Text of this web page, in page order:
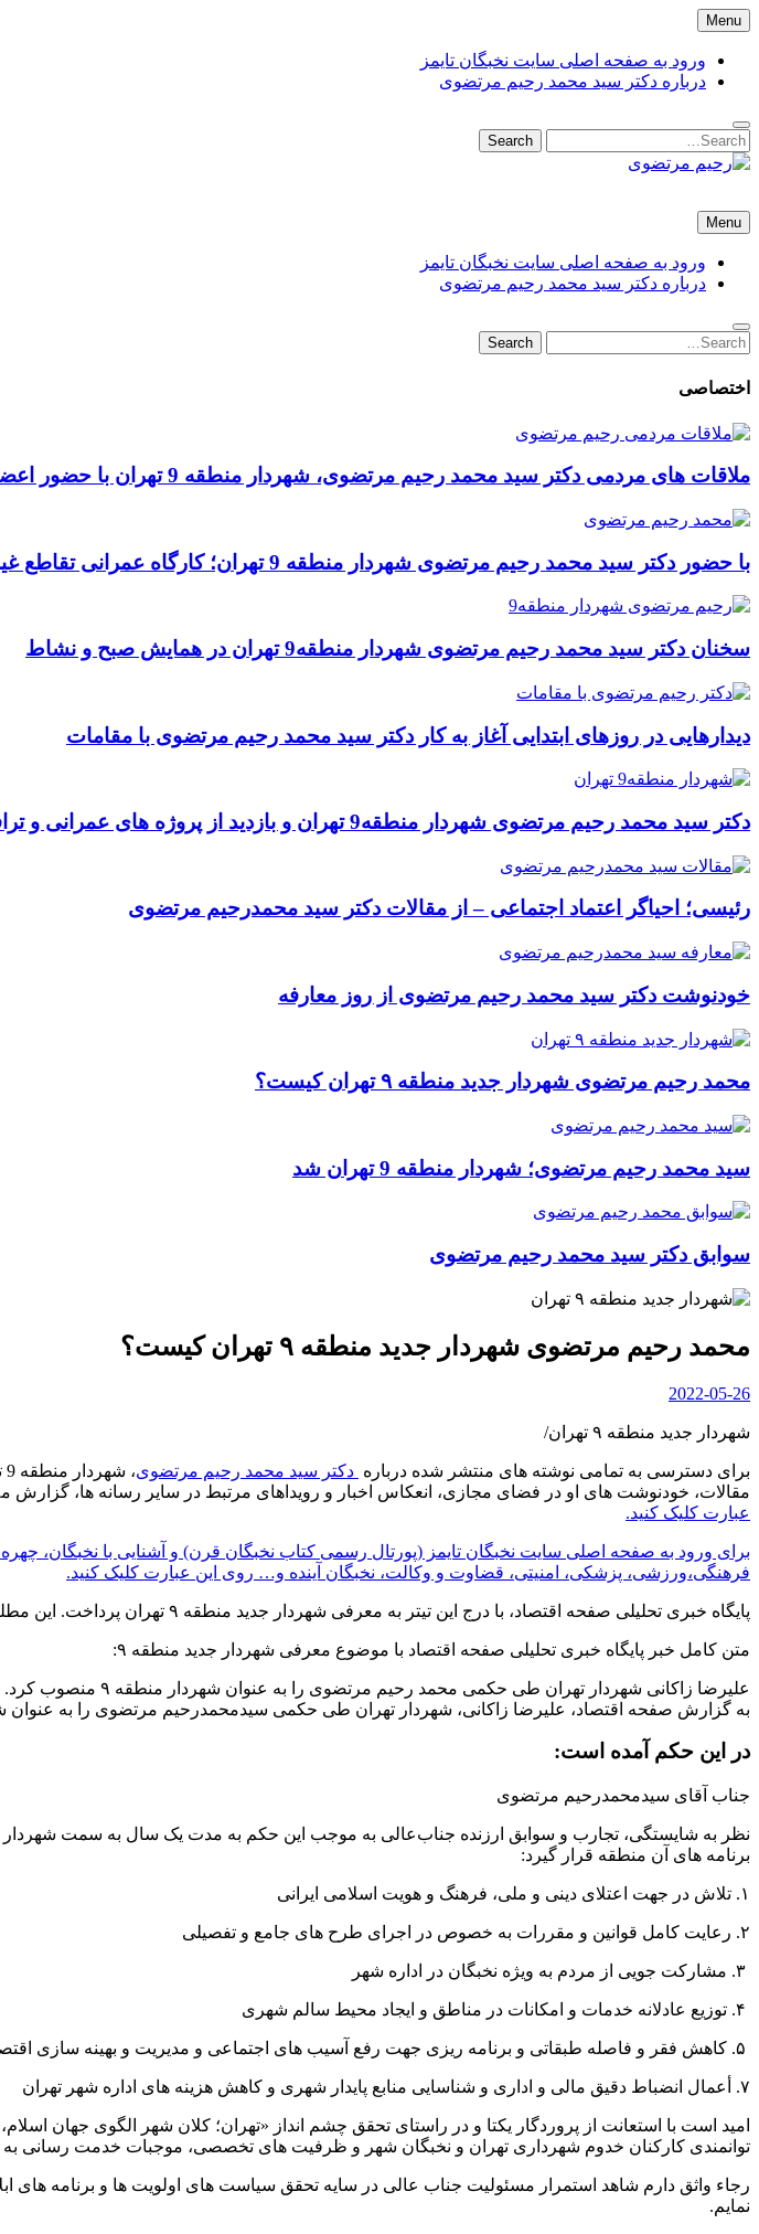
Skip
to
content
Menu
ورود به صفحه اصلی سایت نخبگان تایمز
درباره دکتر سید محمد رحیم مرتضوی
Search
for:
Search
دکتر سید محمد رحیم مرتضوی باباحیدری شهردار منطقه 9 تهران – شهرداری تهران
Menu
ورود به صفحه اصلی سایت نخبگان تایمز
درباره دکتر سید محمد رحیم مرتضوی
Search
for:
Search
اختصاصی
ملاقات های مردمی دکتر سید محمد رحیم مرتضوی، شهردار منطقه 9 تهران با حضور اعضای شورای شهر
با حضور دکتر سید محمد رحیم مرتضوی شهردار منطقه 9 تهران؛ کارگاه عمرانی تقاطع غیرهمسطح میدان فتح، تجهیز شد
سخنان دکتر سید محمد رحیم مرتضوی شهردار منطقه9 تهران در همایش صبح و نشاط
دیدارهایی در روزهای ابتدایی آغاز به کار دکتر سید محمد رحیم مرتضوی با مقامات
دکتر سید محمد رحیم مرتضوی شهردار منطقه9 تهران و بازدید از پروژه های عمرانی و ترافیکی
رئیسی؛ احیاگر اعتماد اجتماعی – از مقالات دکتر سید محمدرحیم مرتضوی
خودنوشت دکتر سید محمد رحیم مرتضوی از روز معارفه
محمد رحیم مرتضوی شهردار جدید منطقه ۹ تهران کیست؟
سید محمد رحیم مرتضوی؛ شهردار منطقه 9 تهران شد
سوابق دکتر سید محمد رحیم مرتضوی
محمد رحیم مرتضوی شهردار جدید منطقه ۹ تهران کیست؟
2022-05-26
شهردار جدید منطقه ۹ تهران/
برای دسترسی به تمامی نوشته های منتشر شده درباره دکتر سید محمد رحیم مرتضوی
مقالات، خودنوشت های او در فضای مجازی، انعکاس اخبار و رویداهای مرتبط در سایر رسانه ها، گزارش
عبارت کلیک کنید.
برای ورود به صفحه اصلی سایت نخبگان تایمز (پورتال رسمی کتاب نخبگان قرن) و آشنایی با نخبگان،
فرهنگی،ورزشی، پزشکی، امنیتی، قضاوت و وکالت، نخبگان آینده و… روی این عبارت کلیک کنید.
پایگاه خبری تحلیلی صفحه اقتصاد، با درج این تیتر به معرفی شهردار جدید منطقه ۹ تهران پرداخت. این مطلب عینا منعکس می شود.
متن کامل خبر پایگاه خبری تحلیلی صفحه اقتصاد با موضوع معرفی شهردار جدید منطقه ۹:
علیرضا زاکانی شهردار تهران طی حکمی محمد رحیم مرتضوی را به عنوان شهردار منطقه ۹ منصوب کرد.
به گزارش صفحه اقتصاد، علیرضا زاکانی، شهردار تهران طی حکمی سیدمحمدرحیم مرتضوی را به عنوان شهردار
در این حکم آمده است:
جناب آقای سیدمحمدرحیم مرتضوی
برنامه های آن منطقه قرار گیرد:
۱. تلاش در جهت اعتلای دینی و ملی، فرهنگ و هویت اسلامی ایرانی
۲. رعایت کامل قوانین و مقررات به خصوص در اجرای طرح های جامع و تفصیلی
۷. أعمال انضباط دقیق مالی و اداری و شناسایی منابع پایدار شهری و کاهش هزینه های اداره شهر تهران
امید است با استعانت از پروردگار یکتا و در راستای تحقق چشم انداز «تهران؛ کلان شهر الگوی جهان
توانمندی کارکنان خدوم شهرداری تهران و نخبگان شهر و ظرفیت های تخصصی، موجبات خدمت رسانی به
رجاء واثق دارم شاهد استمرار مسئولیت جناب عالی در سایه تحقق سیاست های اولویت ها و برنامه های
نمایم.